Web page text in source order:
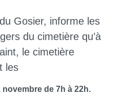
Gosier, informe les
du cimetière qu’à
le cimetière
les
de 7h à 22h.